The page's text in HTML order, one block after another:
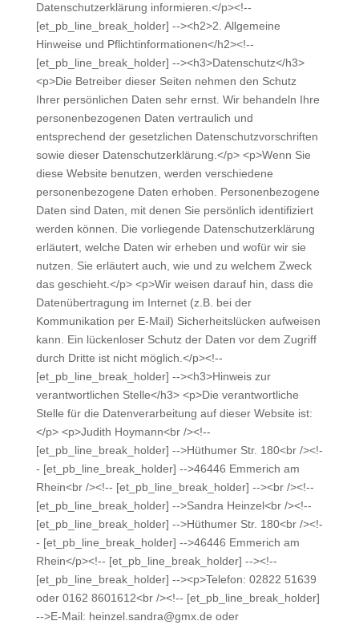
Datenschutzerklärung informieren.</p><!--
[et_pb_line_break_holder] --><h2>2. Allgemeine
Hinweise und Pflichtinformationen</h2><!--
[et_pb_line_break_holder] --><h3>Datenschutz</h3>
<p>Die Betreiber dieser Seiten nehmen den Schutz
Ihrer persönlichen Daten sehr ernst. Wir behandeln Ihre
personenbezogenen Daten vertraulich und
entsprechend der gesetzlichen Datenschutzvorschriften
sowie dieser Datenschutzerklärung.</p> <p>Wenn Sie
diese Website benutzen, werden verschiedene
personenbezogene Daten erhoben. Personenbezogene
Daten sind Daten, mit denen Sie persönlich identifiziert
werden können. Die vorliegende Datenschutzerklärung
erläutert, welche Daten wir erheben und wofür wir sie
nutzen. Sie erläutert auch, wie und zu welchem Zweck
das geschieht.</p> <p>Wir weisen darauf hin, dass die
Datenübertragung im Internet (z.B. bei der
Kommunikation per E-Mail) Sicherheitslücken aufweisen
kann. Ein lückenloser Schutz der Daten vor dem Zugriff
durch Dritte ist nicht möglich.</p><!--
[et_pb_line_break_holder] --><h3>Hinweis zur
verantwortlichen Stelle</h3> <p>Die verantwortliche
Stelle für die Datenverarbeitung auf dieser Website ist:
</p> <p>Judith Hoymann<br /><!--
[et_pb_line_break_holder] -->Hüthumer Str. 180<br /><!-
- [et_pb_line_break_holder] -->46446 Emmerich am
Rhein<br /><!-- [et_pb_line_break_holder] --><br /><!--
[et_pb_line_break_holder] -->Sandra Heinzel<br /><!--
[et_pb_line_break_holder] -->Hüthumer Str. 180<br /><!-
- [et_pb_line_break_holder] -->46446 Emmerich am
Rhein</p><!-- [et_pb_line_break_holder] --><!--
[et_pb_line_break_holder] --><p>Telefon: 02822 51639
oder 0162 8601612<br /><!-- [et_pb_line_break_holder]
-->E-Mail: heinzel.sandra@gmx.de oder